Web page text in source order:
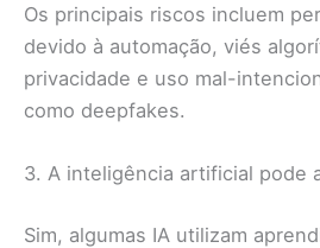
Os principais riscos incluem
devido à automação, viés
privacidade e uso mal-
como deepfakes.
3. A inteligência artificial pode
Sim, algumas IA utilizam